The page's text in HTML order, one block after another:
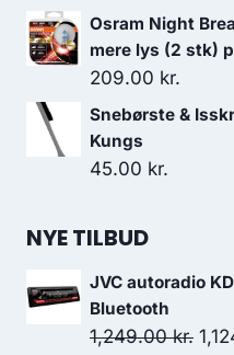
pris
Osram Night
mere lys (2 stk)
209.00 kr.
Snebørste &
Kungs
45.00 kr.
NYE TILBUD
JVC autoradio
Bluetooth
1,249.00kr. Den